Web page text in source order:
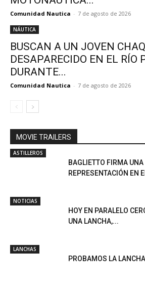
Comunidad Nautica - 7 de agosto de 2026
NÁUTICA
BUSCAN A UN JOVEN
DESAPARECIDO EN EL RÍO
DURANTE...
Comunidad Nautica - 7 de agosto de 2026
MOVIE TRAILERS
ASTILLEROS
BAGLIETTO FIRMA UNA
REPRESENTACIÓN EN
NOTICIAS
HOY EN PARALELO
UNA LANCHA,...
LANCHAS
PROBAMOS LA